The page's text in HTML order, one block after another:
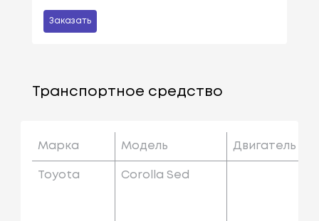
Заказать
Транспортное средство
Марка Модель Двигатель
Toyota Corolla Sed